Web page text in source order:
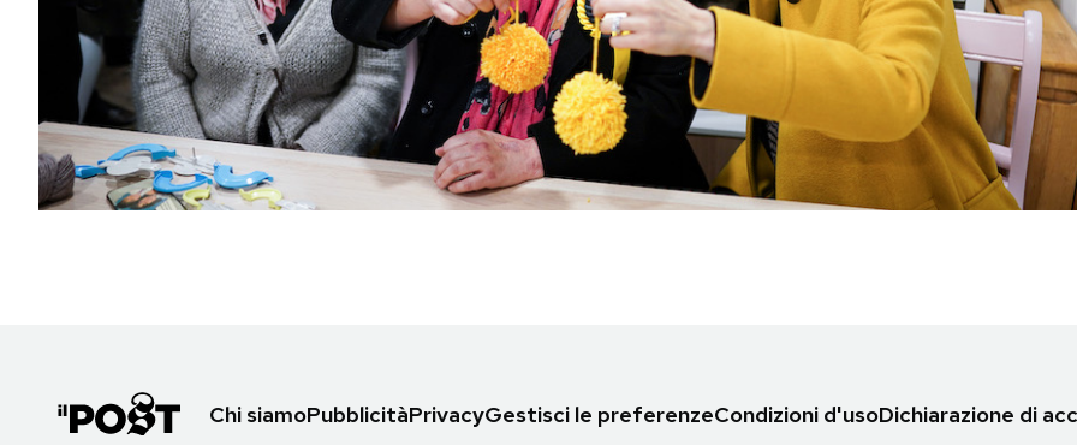
NEWSLETTER
I MIEI PREFERITI
SHOP
Area Personale
Newsletter
Chi siamoPubblicitàPrivacyGestisci le preferenzeCondizioni d'usoDichiarazione di